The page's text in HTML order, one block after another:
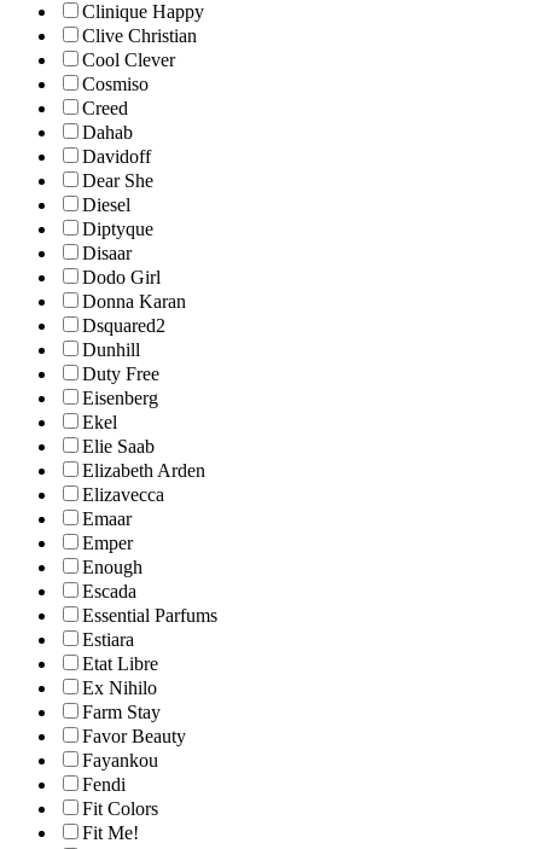
Clinique Happy
Clive Christian
Cool Clever
Cosmiso
Creed
Dahab
Davidoff
Dear She
Diesel
Diptyque
Disaar
Dodo Girl
Donna Karan
Dsquared2
Dunhill
Duty Free
Eisenberg
Ekel
Elie Saab
Elizabeth Arden
Elizavecca
Emaar
Emper
Enough
Escada
Essential Parfums
Estiara
Etat Libre
Ex Nihilo
Farm Stay
Favor Beauty
Fayankou
Fendi
Fit Colors
Fit Me!